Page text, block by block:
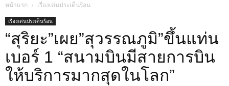
หน้าแรก เรื่องเด่นประเด็นร้อน
เรื่องเด่นประเด็นร้อน
“สุริยะ”เผย”สุวรรณภูมิ”ขึ้นแท่น
เบอร์ 1 “สนามบินมีสายการบิน
ให้บริการมากสุดในโลก”